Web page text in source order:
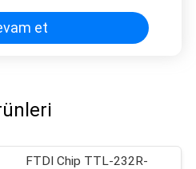
et
FTDI Chip TTL-232R-